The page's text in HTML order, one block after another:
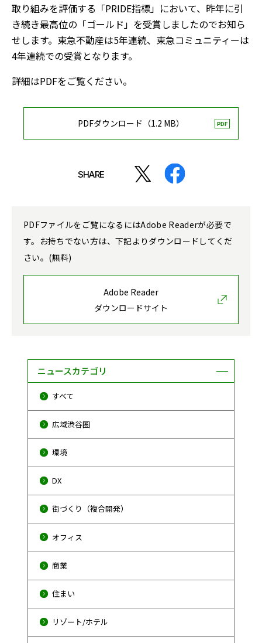
ニュースカテゴリ
すべて
広域渋谷圏
環境
DX
街づくり（複合開発）
オフィス
商業
住まい
リゾート/ホテル
取り組みを評価する「PRIDE指標」において、昨年に引
き続き最高位の「ゴールド」を受賞しましたのでお知ら
せします。東急不動産は5年連続、東急コミュニティーは
4年連続での受賞となります。
詳細はPDFをご覧ください。
PDFダウンロード（1.2 MB）
SHARE
PDFファイルをご覧になるにはAdobe Readerが必要で
す。お持ちでない方は、下記よりダウンロードしてくだ
さい。(無料)
Adobe Reader
ダウンロードサイト